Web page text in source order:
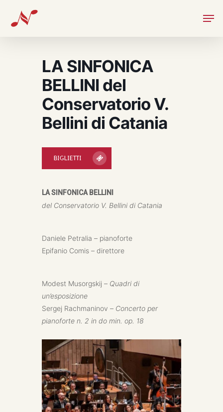
main
LA SINFONICA
BELLINI del
Conservatorio V.
Bellini di Catania
BIGLIETTI
LA SINFONICA BELLINI
del Conservatorio V. Bellini di Catania
Daniele Petralia – pianoforte
Epifanio Comis – direttore
Modest Musorgskij – Quadri di
un’esposizione
Sergej Rachmaninov – Concerto per
pianoforte n. 2 in do min. op. 18